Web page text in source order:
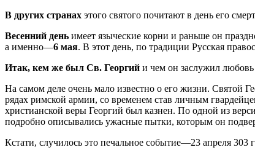
В других странах этого святого почитают в день его
Весенний день имеет языческие корни и раньше он
а именно—6 мая. В этот день, по традиции Русская
Итак, кем же был Св. Георгий и чем он заслужил
На самом деле очень мало известно о его жизни. Святой
рядах римской армии, со временем став личным
христианской веры Георгий был казнен. По одной из
подробно описывались ужасные пытки, которым он
Кстати, случилось это печальное событие—23 апреля